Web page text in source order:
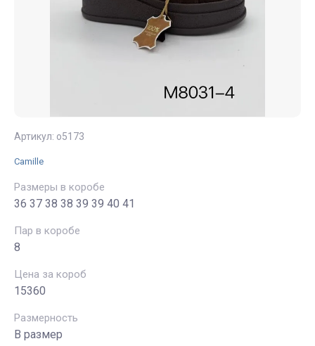
Артикул: о5173
Camille
Размеры в коробе
36 37 38 38 39 39 40 41
Пар в коробе
8
Цена за короб
15360
Размерность
В размер